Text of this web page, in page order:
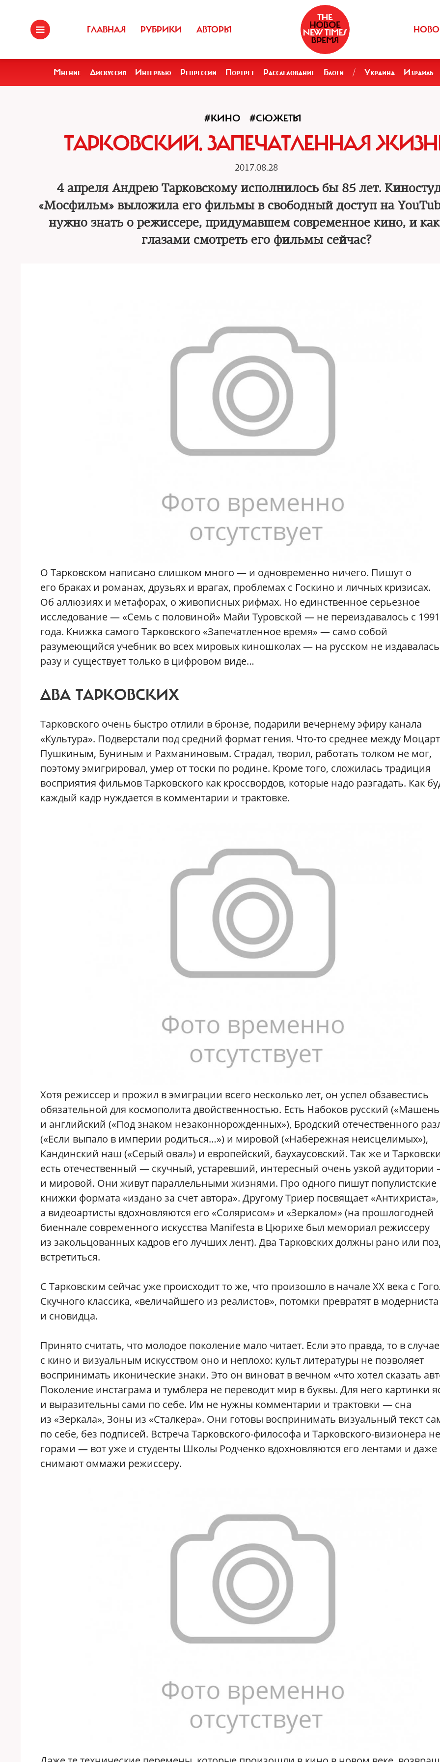
ГЛАВНАЯ РУБРИКИ АВТОРЫ
Мнение Дискуссия Интервью Репрессии Портрет Расследование Блоги / Украина Израиль
#КИНО #СЮЖЕТЫ
ТАРКОВСКИЙ. ЗАПЕЧАТЛЕННАЯ
2017.08.28
4 апреля Андрею Тарковскому исполнилось бы 85 лет.
«Мосфильм» выложила его фильмы в свободный доступ на
нужно знать о режиссере, придумавшем современное кино, и
глазами смотреть его фильмы сейчас?
О Тарковском написано слишком много — и одновременно ничего. Пишут о
его браках и романах, друзьях и врагах, проблемах с Госкино и личных кризисах.
Об аллюзиях и метафорах, о живописных рифмах. Но единственное серьезное
исследование — «Семь с половиной» Майи Туровской — не переиздавалось с 1991
года. Книжка самого Тарковского «Запечатленное время» — само собой
разумеющийся учебник во всех мировых киношколах — на русском не
разу и существует только в цифровом виде…
ДВА ТАРКОВСКИХ
Тарковского очень быстро отлили в бронзе, подарили вечернему эфиру канала
«Культура». Подверстали под средний формат гения. Что-то среднее между
Пушкиным, Буниным и Рахманиновым. Страдал, творил, работать толком не мог,
поэтому эмигрировал, умер от тоски по родине. Кроме того, сложилась традиция
восприятия фильмов Тарковского как кроссвордов, которые надо разгадать. Как
каждый кадр нуждается в комментарии и трактовке.
Хотя режиссер и прожил в эмиграции всего несколько лет, он успел обзавестись
обязательной для космополита двойственностью. Есть Набоков русский
и английский («Под знаком незаконнорожденных»), Бродский отечественного
(«Если выпало в империи родиться…») и мировой («Набережная неисцелимых»),
Кандинский наш («Серый овал») и европейский, баухаусовский. Так же и
есть отечественный — скучный, устаревший, интересный очень узкой
и мировой. Они живут параллельными жизнями. Про одного пишут популистские
книжки формата «издано за счет автора». Другому Триер посвящает «Антихриста»,
а видеоартисты вдохновляются его «Солярисом» и «Зеркалом» (на прошлогодней
биеннале современного искусства Manifesta в Цюрихе был мемориал режиссеру
из закольцованных кадров его лучших лент). Два Тарковских должны рано или
встретиться.
С Тарковским сейчас уже происходит то же, что произошло в начале XX века с
Скучного классика, «величайшего из реалистов», потомки превратят в модерниста
и сновидца.
Принято считать, что молодое поколение мало читает. Если это правда, то в случае
с кино и визуальным искусством оно и неплохо: культ литературы не позволяет
воспринимать иконические знаки. Это он виноват в вечном «что хотел сказать
Поколение инстаграма и тумблера не переводит мир в буквы. Для него картинки
и выразительны сами по себе. Им не нужны комментарии и трактовки — сна
из «Зеркала», Зоны из «Сталкера». Они готовы воспринимать визуальный текст
по себе, без подписей. Встреча Тарковского-философа и Тарковского-визионера
горами — вот уже и студенты Школы Родченко вдохновляются его лентами и даже
снимают оммажи режиссеру.